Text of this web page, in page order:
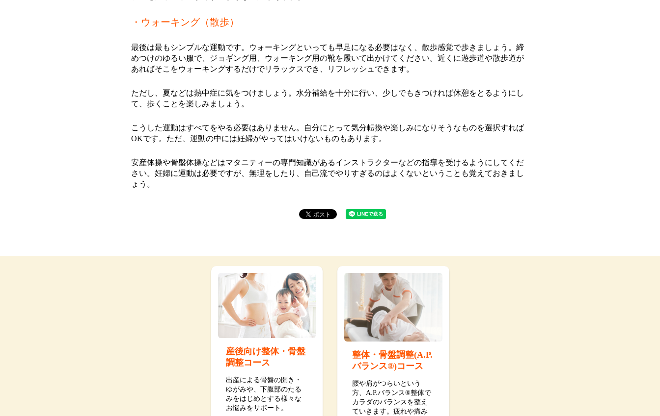
・ウォーキング（散歩）
最後は最もシンプルな運動です。ウォーキングといっても早足になる必要はなく、散歩感覚で歩きましょう。締
めつけのゆるい服で、ジョギング用、ウォーキング用の靴を履いて出かけてください。近くに遊歩道や散歩道が
あればそこをウォーキングするだけでリラックスでき、リフレッシュできます。
ただし、夏などは熱中症に気をつけましょう。水分補給を十分に行い、少しでもきつければ休憩をとるようにし
て、歩くことを楽しみましょう。
こうした運動はすべてをやる必要はありません。自分にとって気分転換や楽しみになりそうなものを選択すれば
OKです。ただ、運動の中には妊婦がやってはいけないものもあります。
安産体操や骨盤体操などはマタニティーの専門知識があるインストラクターなどの指導を受けるようにしてくだ
さい。妊婦に運動は必要ですが、無理をしたり、自己流でやりすぎるのはよくないということも覚えておきまし
ょう。
産後向け整体・骨盤
調整コース
出産による骨盤の開き・
ゆがみや、下腹部のたる
みをはじめとする様々な
お悩みをサポート。
整体・骨盤調整(A.P.
バランス®)コース
腰や肩がつらいという
方、A.P.バランス®整体で
カラダのバランスを整え
ていきます。疲れや痛み